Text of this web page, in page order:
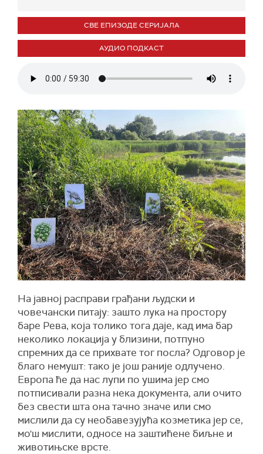
СВЕ ЕПИЗОДЕ СЕРИЈАЛА
АУДИО ПОДКАСТ
На јавној расправи грађани људски и
човечански питају: зашто лука на простору
баре Рева, која толико тога даје, кад има бар
неколико локација у близини, потпуно
спремних да се прихвате тог посла? Одговор је
благо немушт: тако је још раније одлучено.
Европа ће да нас лупи по ушима јер смо
потписивали разна нека документа, али очито
без свести шта она тачно значе или смо
мислили да су необавезујућа козметика јер се,
мо'ш мислити, односе на заштићене биљне и
животињске врсте.